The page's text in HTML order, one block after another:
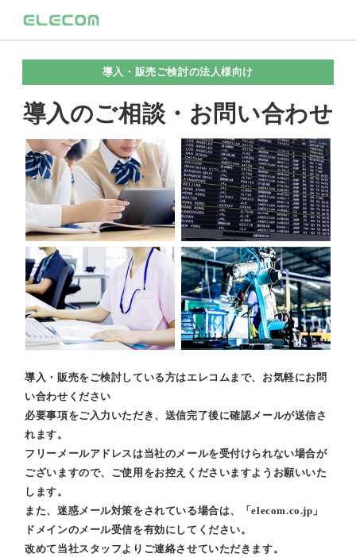
導入・販売ご検討の法人様向け
導入のご相談・お問い合わせ
導入・販売をご検討している方はエレコムまで、お気軽にお問
い合わせください
必要事項をご入力いただき、送信完了後に確認メールが送信さ
れます。
フリーメールアドレスは当社のメールを受付けられない場合が
ございますので、ご使用をお控えくださいますようお願いいた
します。
また、迷惑メール対策をされている場合は、「elecom.co.jp」
ドメインのメール受信を有効にしてください。
改めて当社スタッフよりご連絡させていただきます。